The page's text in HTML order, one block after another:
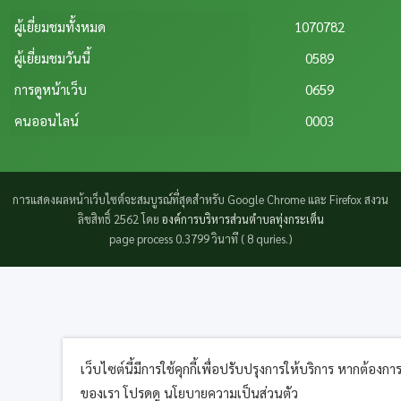
ผู้เยี่ยมชมทั้งหมด
1070782
ผู้เยี่ยมชมวันนี้
0589
การดูหน้าเว็บ
0659
คนออนไลน์
0003
การแสดงผลหน้าเว็บไซต์จะสมบูรณ์ที่สุดสำหรับ Google Chrome และ Firefox สงวน
ลิขสิทธิ์ 2562 โดย องค์การบริหารส่วนตำบลทุ่งกระเต็น
page process 0.3799วินาที ( 8 quries.)
เว็บไซต์นี้มีการใช้คุกกี้เพื่อปรับปรุงการให้บริการ หากต้องกา
ของเรา โปรดดู นโยบายความเป็นส่วนตัว